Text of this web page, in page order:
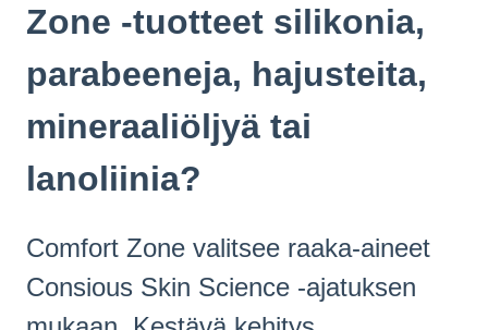
Zone -tuotteet silikonia,
parabeeneja, hajusteita,
mineraaliöljyä tai
lanoliinia?
Comfort Zone valitsee raaka-aineet
Consious Skin Science -ajatuksen